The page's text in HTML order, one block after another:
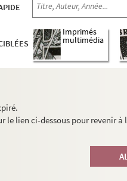
Imprimés
multimédia
le lien ci-dessous pour revenir